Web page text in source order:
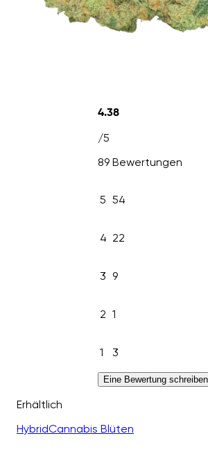
4.38
/5
89 Bewertungen
5 54
4 22
3 9
2 1
1 3
Eine Bewertung schreiben
Erhältlich
HybridCannabis Blüten